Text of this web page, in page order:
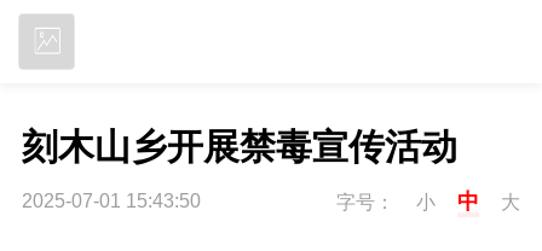
刻木山乡开展禁毒宣传活动
2025-07-01 15:43:50 字号： 小 中 大